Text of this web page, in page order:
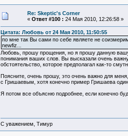
Re: Skeptic's Corner
« Ответ #100 : 24 Мая 2010, 12:26:58 »
Цитата: Любовь от 24 Мая 2010, 11:50:55
по мне так Вы сами по себе являете не
newfiz...
Любовь, прошу прощения, но я прошу данную
понимания ваших слов. Вы высказали очень
обстоятельство, которое предполагал как-то
Поясните, очень прошу, это очень важно для
с Гришаевым, хотя конечно пример Гришаева
Я потом все объясню подробнее, если конечно
С уважением, Тимур